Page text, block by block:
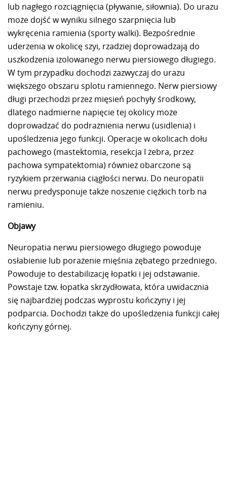
lub nagłego rozciągnięcia (pływanie, siłownia). Do urazu
może dojść w wyniku silnego szarpnięcia lub
wykręcenia ramienia (sporty walki). Bezpośrednie
uderzenia w okolicę szyi, rzadziej doprowadzają do
uszkodzenia izolowanego nerwu piersiowego długiego.
W tym przypadku dochodzi zazwyczaj do urazu
większego obszaru splotu ramiennego. Nerw piersiowy
długi przechodzi przez mięsień pochyły środkowy,
dlatego nadmierne napięcie tej okolicy może
doprowadzać do podrażnienia nerwu (usidlenia) i
upośledzenia jego funkcji. Operacje w okolicach dołu
pachowego (mastektomia, resekcja I żebra, przez
pachowa sympatektomia) również obarczone są
ryzykiem przerwania ciągłości nerwu. Do neuropatii
nerwu predysponuje także noszenie ciężkich torb na
ramieniu.
Objawy
Neuropatia nerwu piersiowego długiego powoduje
osłabienie lub porażenie mięśnia zębatego przedniego.
Powoduje to destabilizację łopatki i jej odstawanie.
Powstaje tzw. łopatka skrzydłowata, która uwidacznia
się najbardziej podczas wyprostu kończyny i jej
podparcia. Dochodzi także do upośledzenia funkcji całej
kończyny górnej.